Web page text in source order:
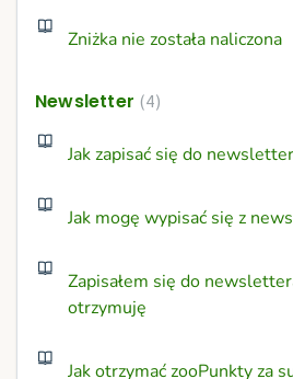
Zniżka nie została naliczona
Newsletter 4
Jak zapisać się do
Jak mogę wypisać się z
Zapisałem się do
otrzymuję
Jak otrzymać zooPunkty za